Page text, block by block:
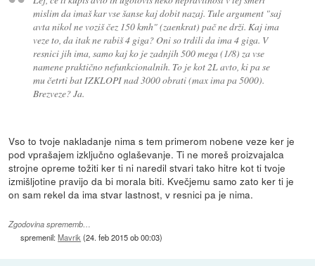
mislim da imaš kar vse šanse kaj dobit nazaj. Tule argument "saj
avta nikol ne voziš čez 150 kmh" (zaenkrat) pač ne drži. Kaj ima
veze to, da itak ne rabiš 4 giga? Oni so trdili da ima 4 giga. V
resnici jih ima, samo kaj ko je zadnjih 500 mega (1/8) za vse
namene praktično nefunkcionalnih. To je kot 2L avto, ki pa se
mu četrti bat IZKLOPI nad 3000 obrati (max ima pa 5000).
Brezveze? Ja.
Vso to tvoje nakladanje nima s tem primerom nobene veze ker je
pod vprašajem izključno oglaševanje. Ti ne moreš proizvajalca
strojne opreme tožiti ker ti ni naredil stvari tako hitre kot ti tvoje
izmišljotine pravijo da bi morala biti. Kvečjemu samo zato ker ti je
on sam rekel da ima stvar lastnost, v resnici pa je nima.
Zgodovina sprememb…
spremenil:Mavrik (24. feb 2015 ob 00:03)